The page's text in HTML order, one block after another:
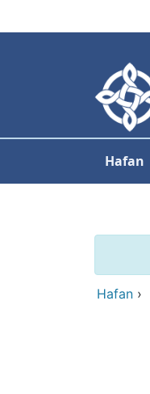
Hafan
Hafan ›